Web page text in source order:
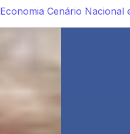
Economia Cenário Nacional